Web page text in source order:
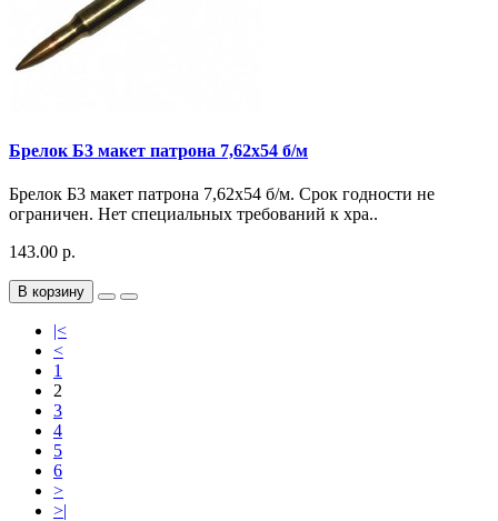
Брелок Б3 макет патрона 7,62х54 б/м
Брелок Б3 макет патрона 7,62х54 б/м. Срок годности не
ограничен. Нет специальных требований к хра..
143.00 р.
В корзину
|<
<
1
2
3
4
5
6
>
>|